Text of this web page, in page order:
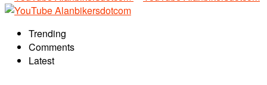
Trending
Comments
Latest